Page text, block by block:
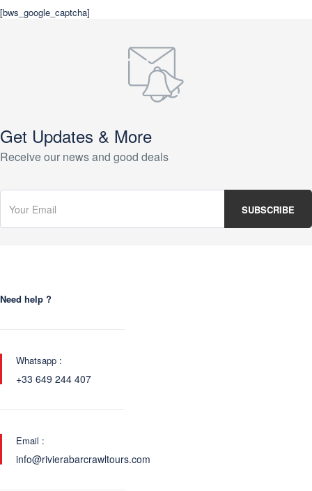
[bws_google_captcha]
Get Updates & More
Receive our news and good deals
Need help ?
Whatsapp :
+33 649 244 407
Email :
info@rivierabarcrawltours.com